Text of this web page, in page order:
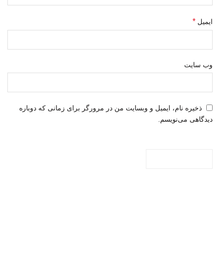
ایمیل *
وب‌ سایت
ذخیره نام، ایمیل و وبسایت من در مرورگر برای زمانی که دوباره
دیدگاهی می‌نویسم.